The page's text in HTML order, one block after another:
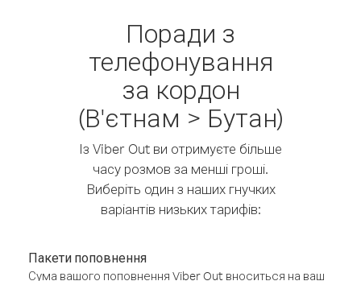
Поради з
телефонування
за кордон
(В'єтнам > Бутан)
Із Viber Out ви отримуєте більше
часу розмов за менші гроші.
Виберіть один з наших гнучких
варіантів низьких тарифів:
Пакети поповнення
Сума вашого поповнення Viber Out вноситься на ваш